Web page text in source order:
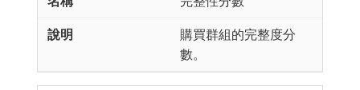
購買群組的完整度分
數。